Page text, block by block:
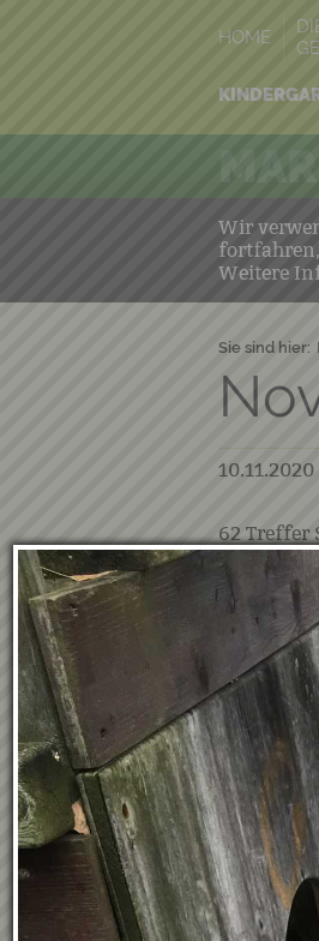
HOME
Wir
Weitere
Sie sind hier:
10.11.2020
62Treffer